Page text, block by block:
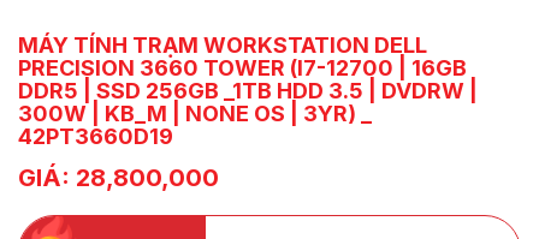
MÁY TÍNH TRẠM WORKSTATION DELL
PRECISION 3660 TOWER (I7-12700 | 16GB
DDR5 | SSD 256GB _1TB HDD 3.5 | DVDRW |
300W | KB_M | NONE OS | 3YR) _
42PT3660D19
GIÁ: 28,800,000